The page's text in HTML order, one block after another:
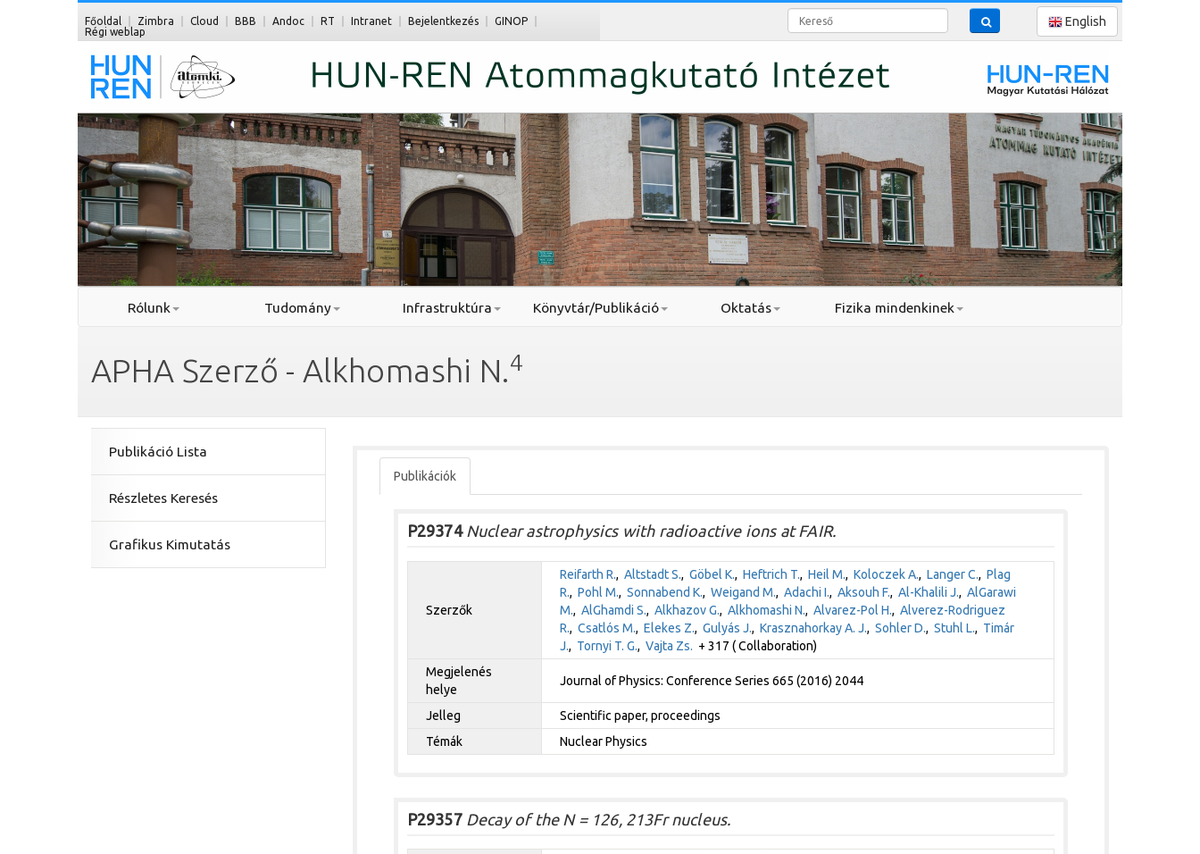
Főoldal Zimbra Cloud BBB Andoc RT Intranet Bejelentkezés
GINOP
Régi weblap
Kereső English
Rólunk Tudomány Infrastruktúra Könyvtár/Publikáció Oktatás Fizika mindenkinek
APHA Szerző - Alkhomashi N.4
Publikáció Lista
Részletes Keresés
Grafikus Kimutatás
Publikációk
P29374Nuclear astrophysics with radioactive ions at FAIR.
Szerzők
Reifarth R., Altstadt S., Göbel K., Heftrich T., Heil M., Koloczek A., Langer C., Plag
R., Pohl M., Sonnabend K., Weigand M., Adachi I., Aksouh F., Al-Khalili J., AlGarawi
M., AlGhamdi S., Alkhazov G., Alkhomashi N., Alvarez-Pol H., Alverez-Rodriguez
R., Csatlós M., Elekes Z., Gulyás J., Krasznahorkay A. J., Sohler D., Stuhl L., Timár
J., Tornyi T. G., Vajta Zs. + 317 ( Collaboration)
Megjelenés
helye
Journal of Physics: Conference Series 665 (2016) 2044
Jelleg
Scientific paper, proceedings
Témák
Nuclear Physics
P29357Decay of the N = 126, 213Fr nucleus.